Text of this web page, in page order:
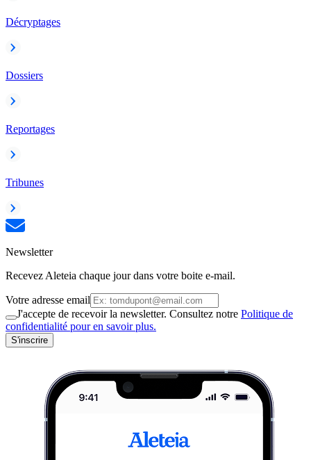
Décryptages
Dossiers
Reportages
Tribunes
Newsletter
Recevez Aleteia chaque jour dans votre boite e-mail.
Votre adresse email
J'accepte de recevoir la newsletter. Consultez notre Politique de
confidentialité pour en savoir plus.
S'inscrire